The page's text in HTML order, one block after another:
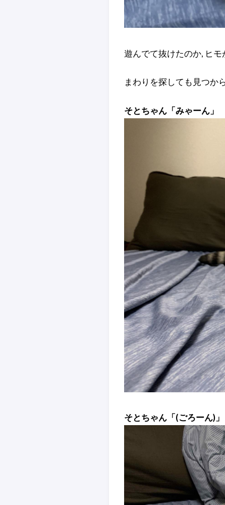
遊んでて抜けたのか, ヒ
まわりを探しても見つか
そとちゃん「みゃーん」
そとちゃん「(ごろーん)」